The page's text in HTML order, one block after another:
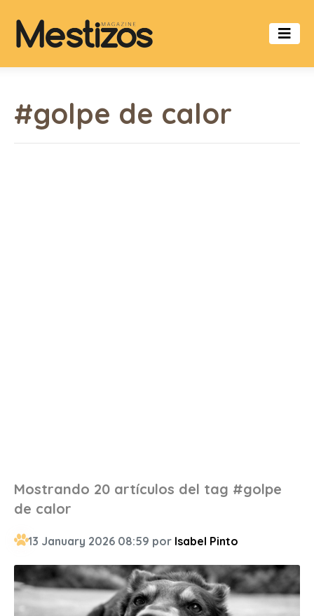
#golpe de calor
Mostrando 20 artículos del tag #golpe
de calor
13 January 2026 08:59 por Isabel Pinto